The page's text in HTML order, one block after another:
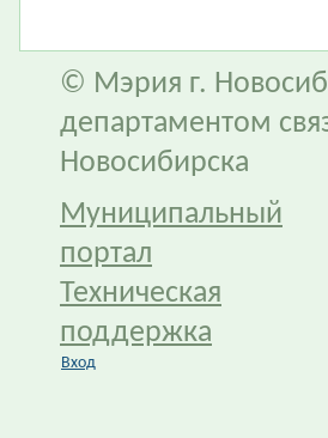
© Мэрия г.
департаментом
Новосибирска
Муниципальный
портал
Техническая
поддержка
Вход